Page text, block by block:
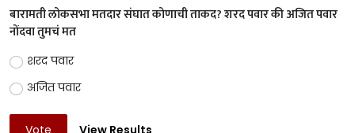
बारामती लोकसभा मतदार संघात कोणाची ताकद? शरद पवार की अजित पवार
नोंदवा तुमचं मत
शरद पवार
अजित पवार
Vote View Results